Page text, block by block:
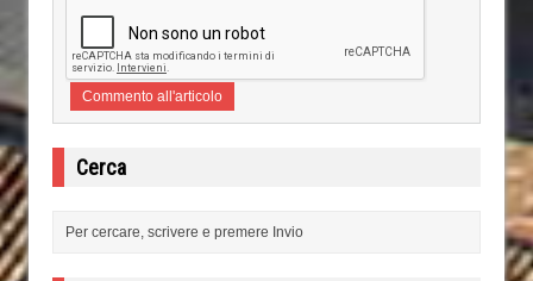
Cerca